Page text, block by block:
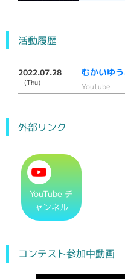
活動履歴
2022.07.28
(Thu)
むかいゆ
Youtube
外部リンク
YouTube チ
ャンネル
コンテスト参加中動画